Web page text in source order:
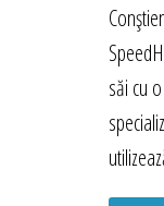
săi cu